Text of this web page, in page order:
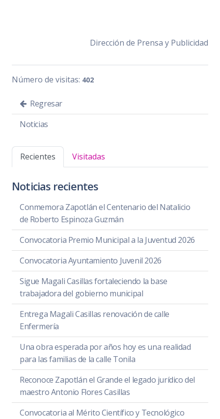
Dirección de Prensa y Publicidad
Número de visitas: 402
Regresar
Noticias
Recientes Visitadas
Noticias recientes
Conmemora Zapotlán el Centenario del Natalicio
de Roberto Espinoza Guzmán
Convocatoria Premio Municipal a la Juventud 2026
Convocatoria Ayuntamiento Juvenil 2026
Sigue Magali Casillas fortaleciendo la base
trabajadora del gobierno municipal
Entrega Magali Casillas renovación de calle
Enfermería
Una obra esperada por años hoy es una realidad
para las familias de la calle Tonila
Reconoce Zapotlán el Grande el legado jurídico del
maestro Antonio Flores Casillas
Convocatoria al Mérito Científico y Tecnológico